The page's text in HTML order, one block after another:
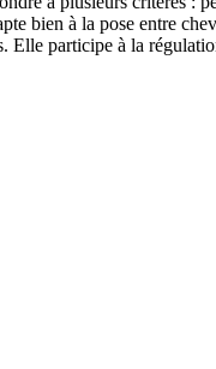
bien à la pose entre
Elle participe à la